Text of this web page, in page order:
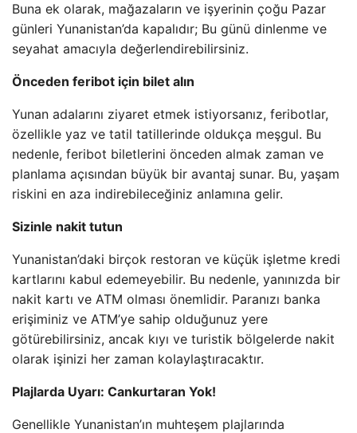
Buna ek olarak, mağazaların ve işyerinin çoğu Pazar
günleri Yunanistan’da kapalıdır; Bu günü dinlenme ve
seyahat amacıyla değerlendirebilirsiniz.
Önceden feribot için bilet alın
Yunan adalarını ziyaret etmek istiyorsanız, feribotlar,
özellikle yaz ve tatil tatillerinde oldukça meşgul. Bu
nedenle, feribot biletlerini önceden almak zaman ve
planlama açısından büyük bir avantaj sunar. Bu, yaşam
riskini en aza indirebileceğiniz anlamına gelir.
Sizinle nakit tutun
Yunanistan’daki birçok restoran ve küçük işletme kredi
kartlarını kabul edemeyebilir. Bu nedenle, yanınızda bir
nakit kartı ve ATM olması önemlidir. Paranızı banka
erişiminiz ve ATM’ye sahip olduğunuz yere
götürebilirsiniz, ancak kıyı ve turistik bölgelerde nakit
olarak işinizi her zaman kolaylaştıracaktır.
Plajlarda Uyarı: Cankurtaran Yok!
Genellikle Yunanistan’ın muhteşem plajlarında